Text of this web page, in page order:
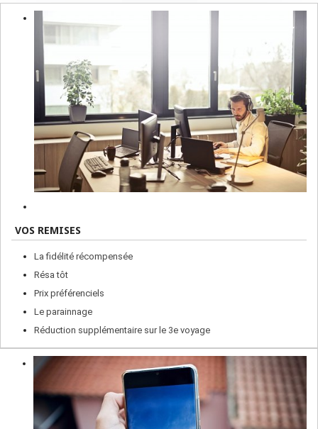
VOS REMISES
La fidélité récompensée
Résa tôt
Prix préférenciels
Le parainnage
Réduction supplémentaire sur le 3e voyage